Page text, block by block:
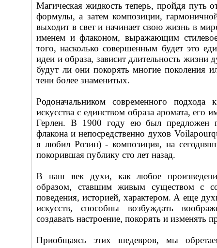
Магическая жидкость теперь, пройдя путь
формулы, а затем композиции,
выходит в свет и начинает свою жизнь в
именем и флаконом, выражающим
того, насколько совершенным будет это
идеи и образа, зависит длительность жизни
будут ли они покорять многие поколения
тени более знаменитых.
Родоначальником современного
искусства с единством образа аромата, его
Герлен. В 1900 году ею был предложен
флакона и непосредственно духов
я любил Розин) - композиция, на
покорившая публику сто лет назад.
В наш век духи, как любое
образом, ставшим живым существом с
поведения, историей, характером. А еще
искусств, способны возбуждать
создавать настроение, покорять и изменять
Приобщаясь этих шедевров, мы